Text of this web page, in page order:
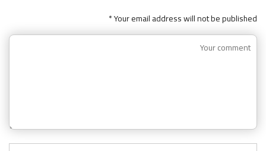
Your email address will not be published *